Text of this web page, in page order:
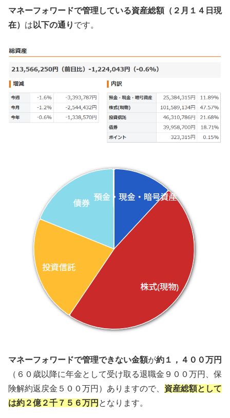
マネーフォワードで管理している資産総額（２月１４日現
在） は 以下の通り です。
マネーフォワードで管理できない金額が約１，４００万円
（６０歳以降に年金として受け取る退職金９００万円、保
険解約返戻金５００万円）ありますので、 資産総額として
は約２億２千７５６万円 となります。